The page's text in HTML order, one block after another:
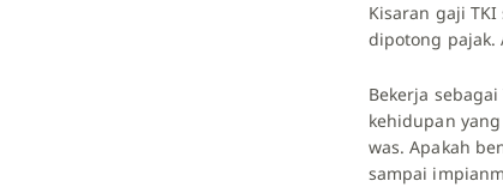
Kisaran gaji
dipotong pajak.
Bekerja
kehidupan
was. Apakah
sampai